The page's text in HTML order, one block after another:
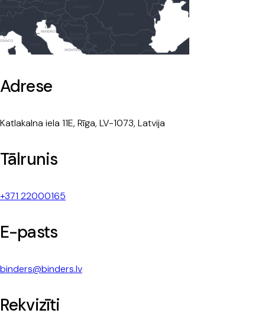
Adrese
Katlakalna iela 11E, Rīga, LV-1073, Latvija
Tālrunis
+371 22000165
E-pasts
binders@binders.lv
Rekvizīti